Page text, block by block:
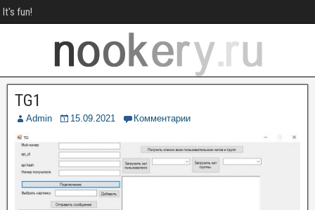
It's fun!
TG1
Admin 15.09.2021 Комментарии